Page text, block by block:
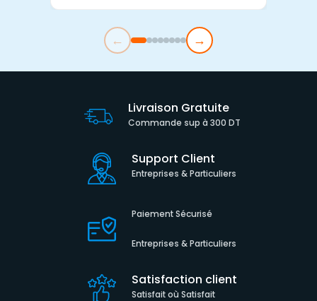
← →
Livraison Gratuite
Commande sup à 300 DT
Support Client
Entreprises & Particuliers
Paiement Sécurisé
Entreprises & Particuliers
Satisfaction client
Satisfait où Satisfait